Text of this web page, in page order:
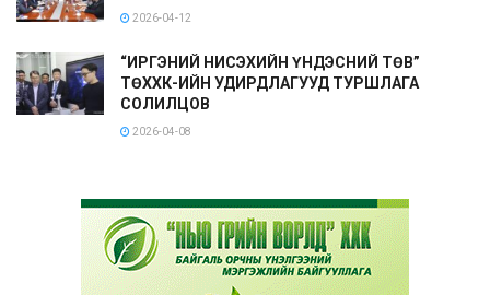
2026-04-12
“ИРГЭНИЙ НИСЭХИЙН ҮНДЭСНИЙ ТӨВ”
ТӨХХК-ИЙН УДИРДЛАГУУД ТУРШЛАГА
СОЛИЛЦОВ
2026-04-08